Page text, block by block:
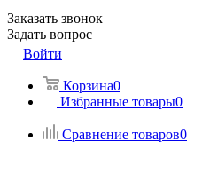
Заказать звонок
Задать вопрос
Войти
Корзина0
Избранные товары0
Сравнение товаров0